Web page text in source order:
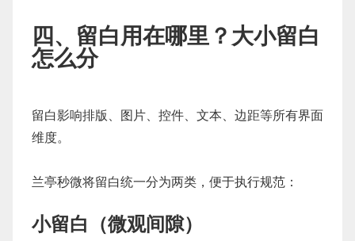
四、留白用在哪里？大小留白
怎么分
留白影响排版、图片、控件、文本、边距等所有界面
维度。
兰亭秒微将留白统一分为两类，便于执行规范：
小留白（微观间隙）